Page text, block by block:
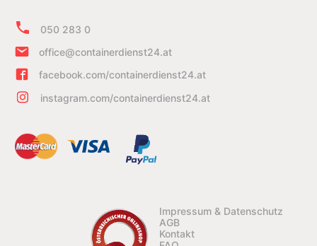
050 283 0
office@containerdienst24.at
facebook.com/containerdienst24.at
instagram.com/containerdienst24.at
Impressum & Datenschutz
AGB
Kontakt